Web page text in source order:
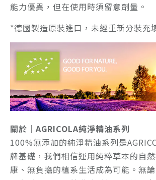
能力優異，但在使用時須留意劑量。
*德國製造原裝進口，未經重新分裝充
關於｜AGRICOLA純淨精油系列
100%無添加的純淨精油系列是
牌基礎，我們相信運用純粹草本的自
康、無負擔的植系生活成為可能。無